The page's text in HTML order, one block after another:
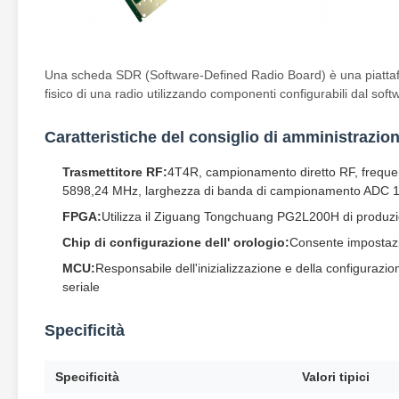
Una scheda SDR (Software-Defined Radio Board) è una
fisico di una radio utilizzando componenti configurabili dal
Caratteristiche del consiglio di
Trasmettitore RF:4T4R, campionamento diretto RF,
5898,24 MHz, larghezza di banda di campionamento ADC
FPGA:Utilizza il Ziguang Tongchuang PG2L200H di
Chip di configurazione dell' orologio:Consente
MCU:Responsabile dell'inizializzazione e della
seriale
Specificità
Specificità Valori tipici